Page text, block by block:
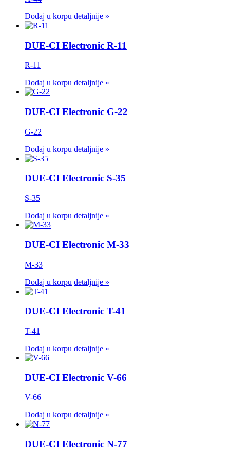
Dodaj u korpu detaljnije »
DUE-CI Electronic R-11
R-11
Dodaj u korpu detaljnije »
DUE-CI Electronic G-22
G-22
Dodaj u korpu detaljnije »
DUE-CI Electronic S-35
S-35
Dodaj u korpu detaljnije »
DUE-CI Electronic M-33
M-33
Dodaj u korpu detaljnije »
DUE-CI Electronic T-41
T-41
Dodaj u korpu detaljnije »
DUE-CI Electronic V-66
V-66
Dodaj u korpu detaljnije »
DUE-CI Electronic N-77